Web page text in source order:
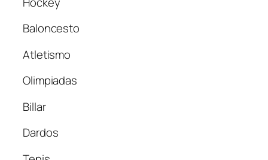
Baloncesto
Atletismo
Olimpiadas
Billar
Dardos